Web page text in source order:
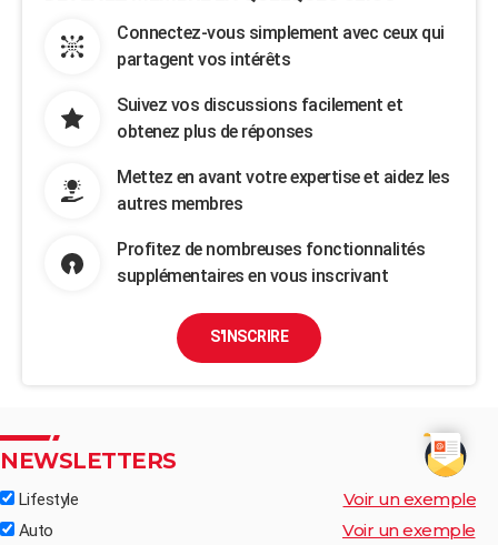
Connectez-vous simplement avec ceux qui
partagent vos intérêts
Suivez vos discussions facilement et
obtenez plus de réponses
Mettez en avant votre expertise et aidez les
autres membres
Profitez de nombreuses fonctionnalités
supplémentaires en vous inscrivant
S'INSCRIRE
NEWSLETTERS
Lifestyle Voir un exemple
Auto Voir un exemple